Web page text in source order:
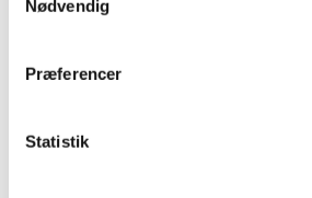
Nødvendig
Præferencer
Statistik